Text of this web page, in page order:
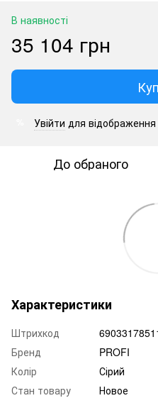
В наявності
35 104 грн
Увійти для
До обраного
Характеристики
Штрихкод
Бренд
PROFI
Колір
Сірий
Стан товару
Новое